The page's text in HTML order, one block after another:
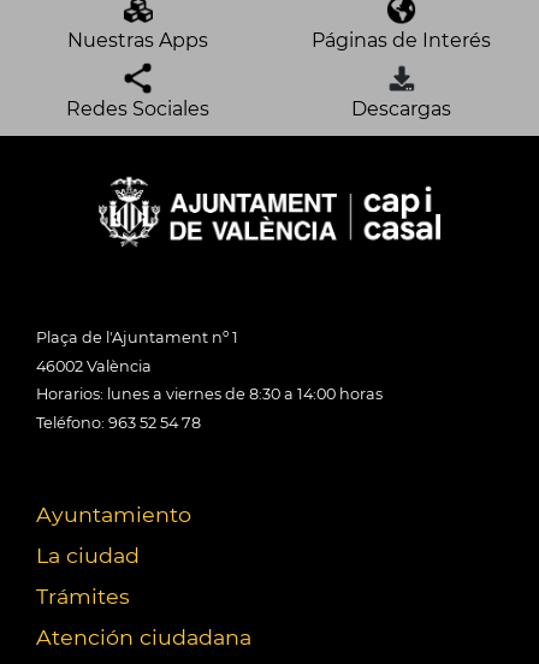
Nuestras Apps Páginas de Interés
Redes Sociales Descargas
Plaça de l'Ajuntament nº 1
46002 València
Horarios: lunes a viernes de 8:30 a 14:00 horas
Teléfono: 963 52 54 78
Ayuntamiento
La ciudad
Trámites
Atención ciudadana